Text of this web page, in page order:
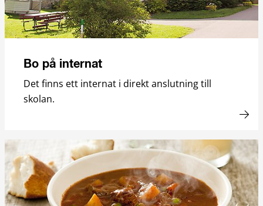
Bo på internat
Det finns ett internat i direkt anslutning till
skolan.